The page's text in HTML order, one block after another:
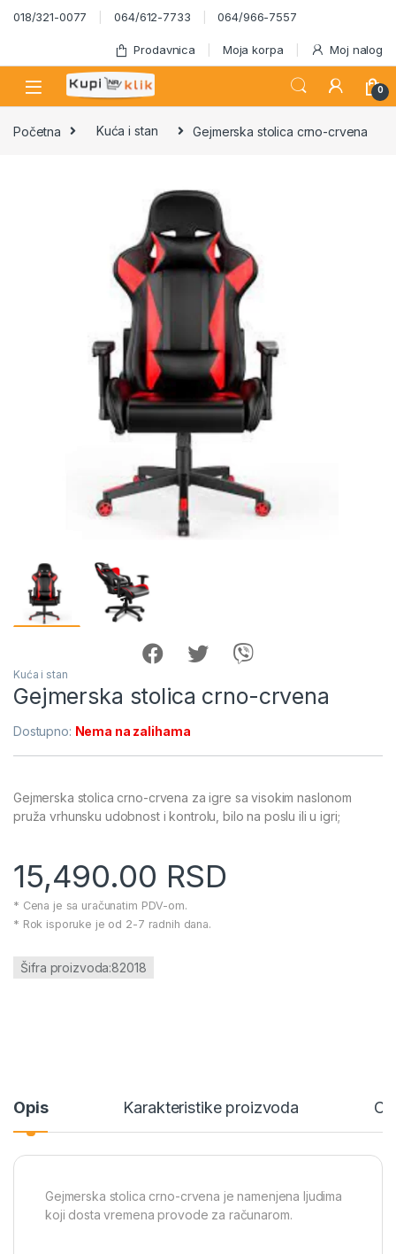
Skip to navigation
Skip to content
018/321-0077 064/612-7733 064/966-7557
Prodavnica Moja korpa Moj nalog
0
Početna Kuća i stan Gejmerska stolica crno-crvena
Kuća i stan
Gejmerska stolica crno-crvena
Dostupno: Nema na zalihama
Gejmerska stolica crno-crvena za igre sa visokim naslonom
pruža vrhunsku udobnost i kontrolu, bilo na poslu ili u igri;
15,490.00 RSD
* Cena je sa uračunatim PDV-om.
* Rok isporuke je od 2-7 radnih dana.
Šifra proizvoda:82018
Opis Karakteristike proizvoda
Gejmerska stolica crno-crvena je namenjena ljudima
koji dosta vremena provode za računarom.